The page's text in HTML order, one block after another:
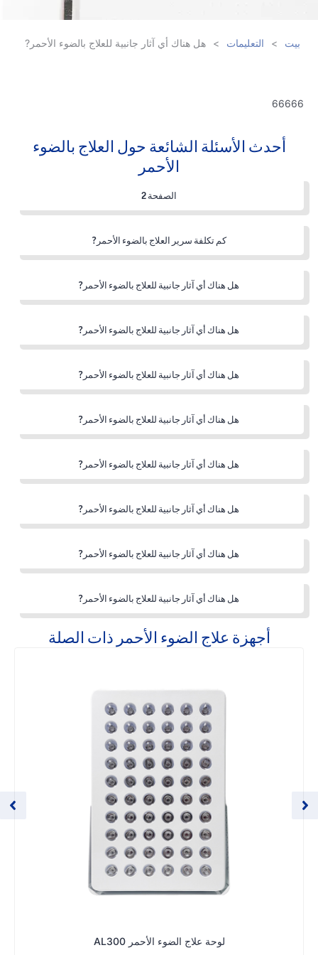
بيت > التعليمات > هل هناك أي آثار جانبية للعلاج بالضوء الأحمر?
66666
أحدث الأسئلة الشائعة حول العلاج بالضوء
الأحمر
الصفحة 2
كم تكلفة سرير العلاج بالضوء الأحمر?
هل هناك أي آثار جانبية للعلاج بالضوء الأحمر?
هل هناك أي آثار جانبية للعلاج بالضوء الأحمر?
هل هناك أي آثار جانبية للعلاج بالضوء الأحمر?
هل هناك أي آثار جانبية للعلاج بالضوء الأحمر?
هل هناك أي آثار جانبية للعلاج بالضوء الأحمر?
هل هناك أي آثار جانبية للعلاج بالضوء الأحمر?
هل هناك أي آثار جانبية للعلاج بالضوء الأحمر?
هل هناك أي آثار جانبية للعلاج بالضوء الأحمر?
أجهزة علاج الضوء الأحمر ذات الصلة
لوحة علاج الضوء الأحمر AL300